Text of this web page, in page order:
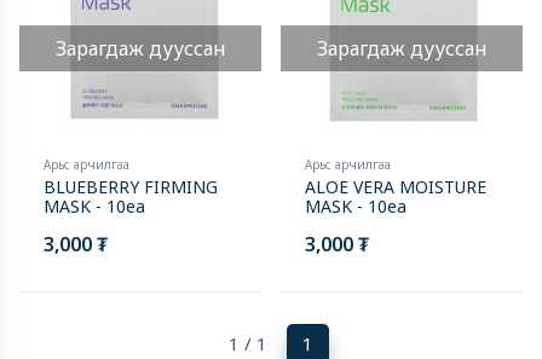
Зарагдаж дууссан
Арьс арчилгаа
BLUEBERRY FIRMING
MASK - 10ea
3,000 ₮
Зарагдаж дууссан
Арьс арчилгаа
ALOE VERA MOISTURE
MASK - 10ea
3,000 ₮
1 / 1 1